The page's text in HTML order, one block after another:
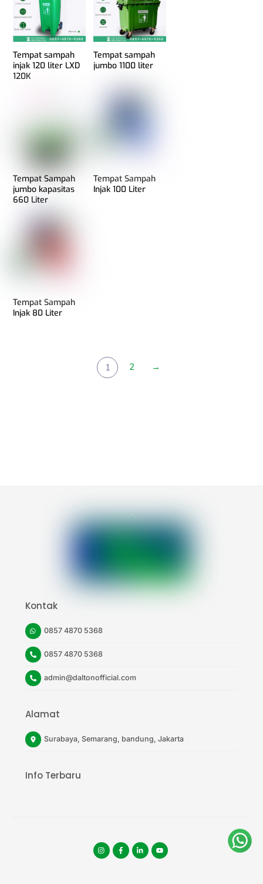
Tempat sampah
injak 120 liter LXD
120K
Tempat sampah
jumbo 1100 liter
Tempat Sampah
jumbo kapasitas
660 Liter
Tempat Sampah
Injak 100 Liter
Tempat Sampah
Injak 80 Liter
1 2 →
Back
To
Top
Kontak
0857 4870 5368
0857 4870 5368
admin@daltonofficial.com
Alamat
Surabaya, Semarang, bandung, Jakarta
Info Terbaru
Instagramfacebook
tiktokyoutube